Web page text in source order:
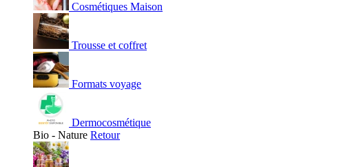
Cosmétiques Maison
Trousse et coffret
Formats voyage
Dermocosmétique
Bio - Nature Retour